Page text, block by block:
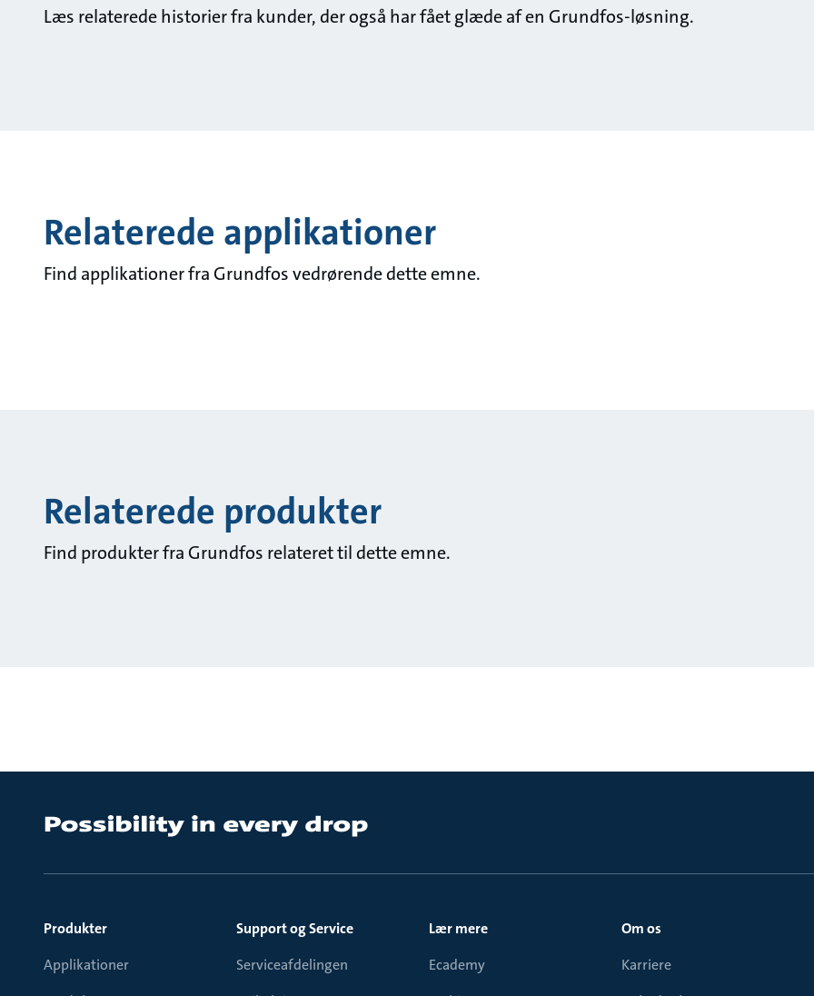
Læs relaterede historier fra kunder, der også har fået glæde af en Grundfos-løsning.
Relaterede applikationer
Find applikationer fra Grundfos vedrørende dette emne.
Relaterede produkter
Find produkter fra Grundfos relateret til dette emne.
Produkter
Applikationer
Support og Service
Serviceafdelingen
Lær mere
Ecademy
Om os
Karriere